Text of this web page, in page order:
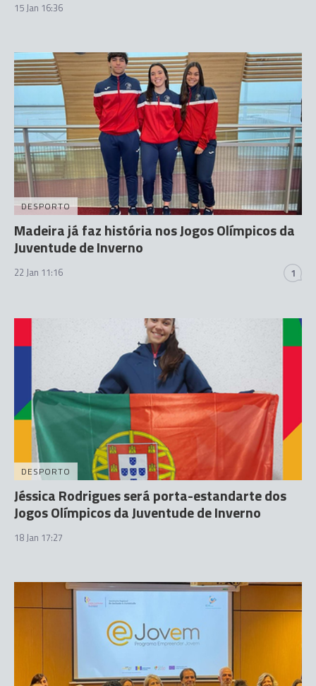
15 Jan 16:36
DESPORTO
Madeira já faz história nos Jogos Olímpicos da
Juventude de Inverno
22 Jan 11:16 1
DESPORTO
Jéssica Rodrigues será porta-estandarte dos
Jogos Olímpicos da Juventude de Inverno
18 Jan 17:27